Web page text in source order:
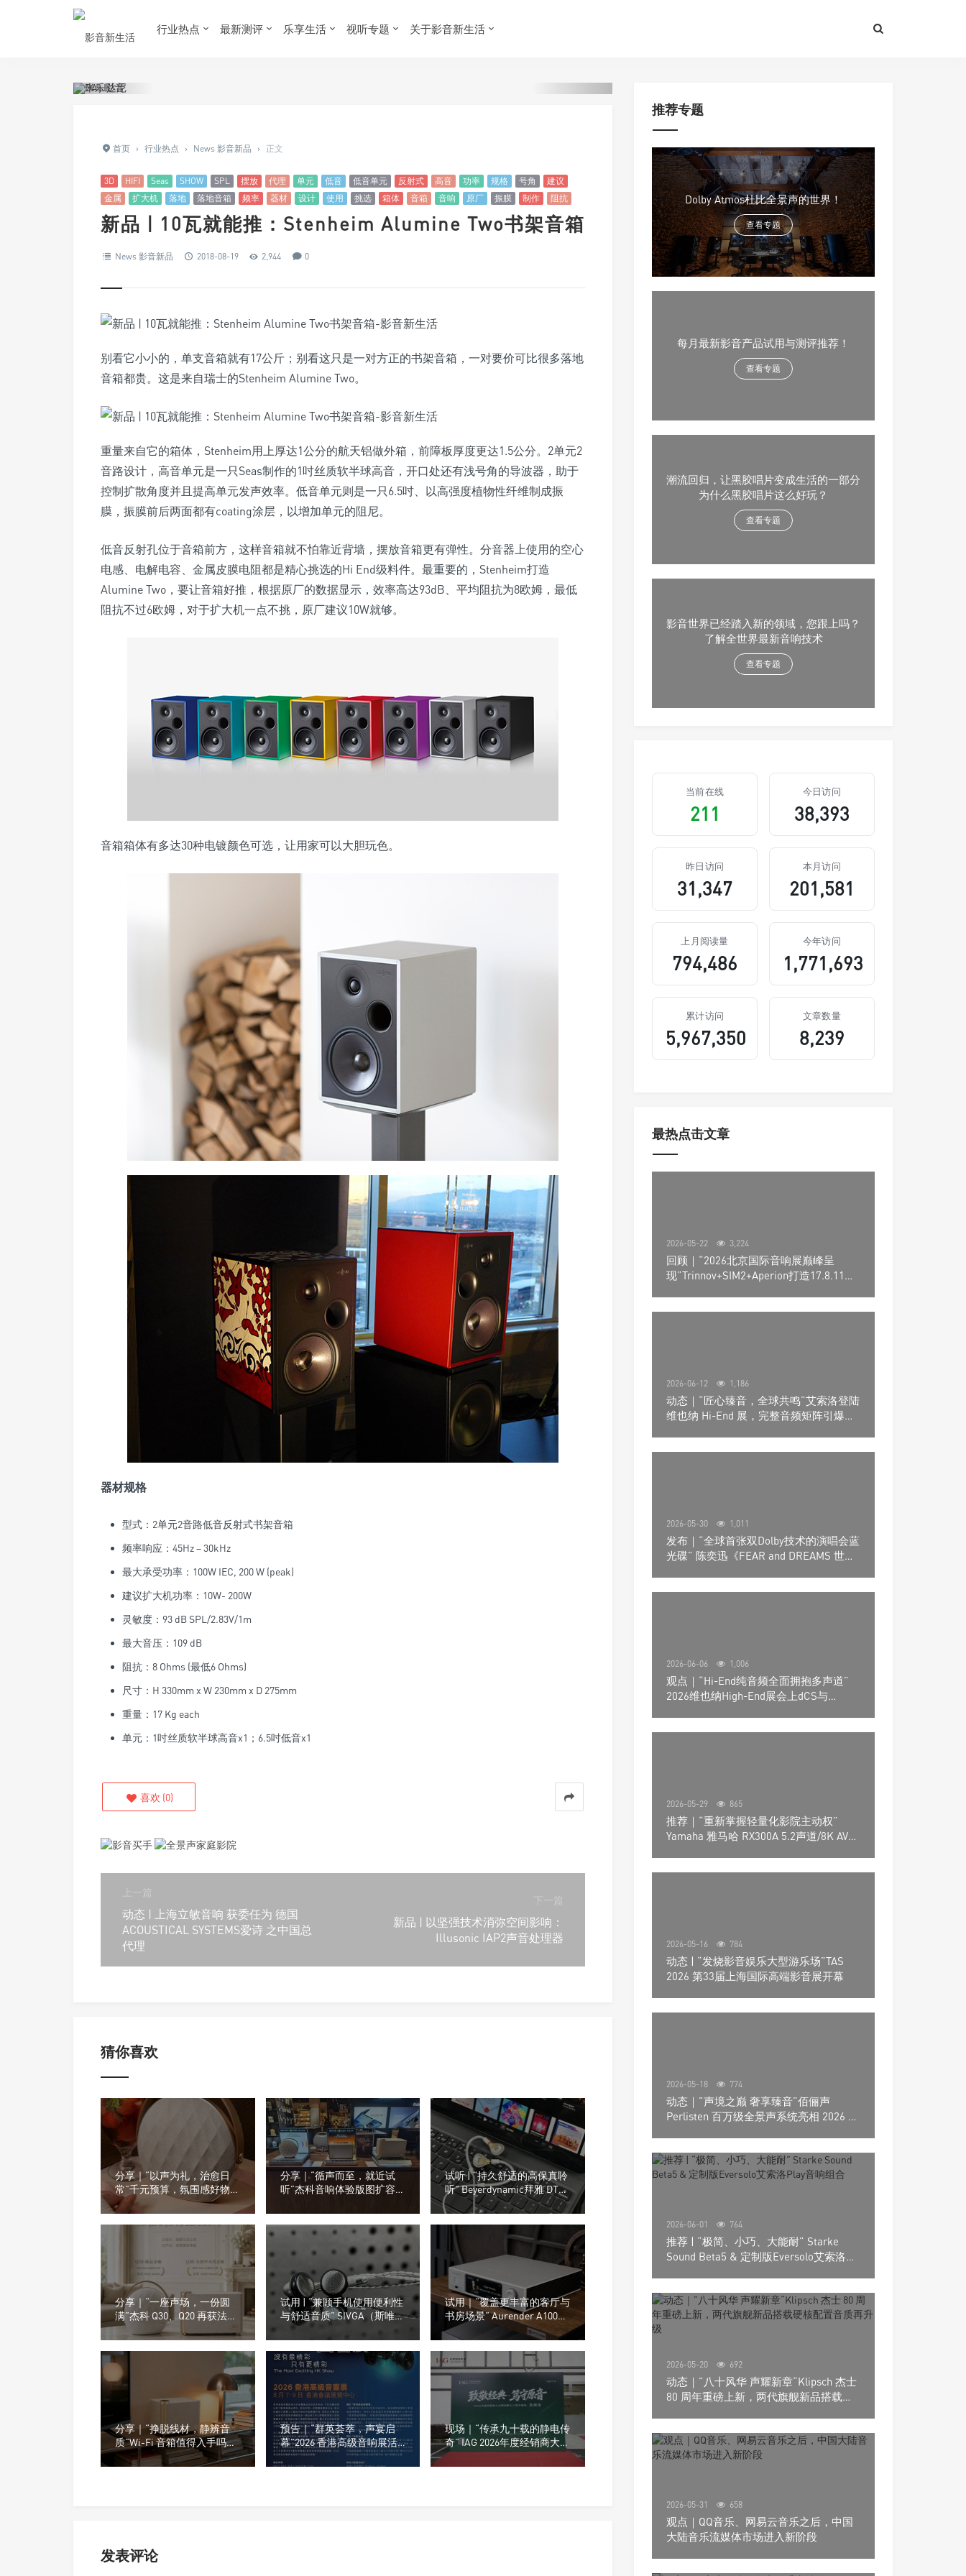
行业热点 最新测评 乐享生活 视听专题 关于影音新生活
首页 › 行业热点 › News 影音新品 › 正文
3D HIFI Seas SHOW SPL 摆放 代理 单元 低音 低音单元 反射式 高音 功率 规格 号角
建议
金属
扩大机 落地 落地音箱 频率 器材 设计 使用 挑选 箱体 音箱 音响 原厂 振膜 制作 阻抗
新品 | 10瓦就能推：Stenheim Alumine Two书架音箱
News 影音新品 2018-08-19 2,944 0
别看它小小的，单支音箱就有17公斤；别看这只是一对方正的书架音箱，一对要价可比很多落地
音箱都贵。这是来自瑞士的Stenheim Alumine Two。
重量来自它的箱体，Stenheim用上厚达1公分的航天铝做外箱，前障板厚度更达1.5公分。2单元2
音路设计，高音单元是一只Seas制作的1吋丝质软半球高音，开口处还有浅号角的导波器，助于
控制扩散角度并且提高单元发声效率。低音单元则是一只6.5吋、以高强度植物性纤维制成振
膜，振膜前后两面都有coating涂层，以增加单元的阻尼。
低音反射孔位于音箱前方，这样音箱就不怕靠近背墙，摆放音箱更有弹性。分音器上使用的空心
电感、电解电容、金属皮膜电阻都是精心挑选的Hi End级料件。最重要的，Stenheim打造
Alumine Two，要让音箱好推，根据原厂的数据显示，效率高达93dB、平均阻抗为8欧姆，最低
阻抗不过6欧姆，对于扩大机一点不挑，原厂建议10W就够。
音箱箱体有多达30种电镀颜色可选，让用家可以大胆玩色。
器材规格
型式：2单元2音路低音反射式书架音箱
频率响应：45Hz – 30kHz
最大承受功率：100W IEC, 200 W (peak)
建议扩大机功率：10W- 200W
灵敏度：93 dB SPL/2.83V/1m
最大音压：109 dB
阻抗：8 Ohms (最低6 Ohms)
尺寸：H 330mm x W 230mm x D 275mm
重量：17 Kg each
单元：1吋丝质软半球高音x1；6.5吋低音x1
喜欢 (0)
上一篇
动态 | 上海立敏音响 获委任为 德国
ACOUSTICAL SYSTEMS爱诗 之中国总
代理
下一篇
新品 | 以坚强技术消弥空间影响：
Illusonic IAP2声音处理器
猜你喜欢
分享｜“以声为礼，治愈日
常”千元预算，氛围感好物推
荐
分享｜“循声而至，就近试
听”杰科音响体验版图扩容，
试听 | “持久舒适的高保真聆
听” Beyerdynamic拜雅 DT
30 IE 入耳式监听耳机
分享｜“一座声场，一份圆
满”杰科 Q30、Q20 再获法国
设计奖
试用 | “兼顾手机使用便利性
与舒适音质” SIVGA（斯唯
嘉）M260平头耳塞
试用｜“覆盖更丰富的客厅与
书房场景” Aurender A1000
数字音乐播放器
分享｜“挣脱线材，静辨音
质”Wi-Fi 音箱值得入手吗？
小白选购干货汇总
预告｜“群英荟萃，声宴启
幕”2026 香港高级音响展活
动及参展商名单
现场｜“传承九十载的静电传
奇” IAG 2026年度经销商大会
暨Quad国都90周年盛典在深
举行
发表评论
推荐专题
Dolby Atmos杜比全景声的世界！
查看专题
每月最新影音产品试用与测评推荐！
查看专题
潮流回归，让黑胶唱片变成生活的一部分
为什么黑胶唱片这么好玩？
查看专题
影音世界已经踏入新的领域，您跟上吗？
了解全世界最新音响技术
查看专题
当前在线
211
今日访问
38,393
昨日访问
31,347
本月访问
201,581
上月阅读量
794,486
今年访问
1,771,693
累计访问
5,967,350
文章数量
8,239
最热点击文章
2026-05-22 3,224
回顾｜“2026北京国际音响展巅峰呈
现”Trinnov+SIM2+Aperion打造17.8.11声
2026-06-12 1,186
动态｜“匠心臻音，全球共鸣”艾索洛登陆
维也纳 Hi-End 展，完整音频矩阵引爆关
2026-05-30 1,011
发布｜“全球首张双Dolby技术的演唱会蓝
光碟” 陈奕迅《FEAR and DREAMS 世界
2026-06-06 1,006
观点｜“Hi-End纯音频全面拥抱多声道”
2026维也纳High-End展会上dCS与
2026-05-29 865
推荐｜“重新掌握轻量化影院主动权”
Yamaha 雅马哈 RX300A 5.2声道/8K AV放
2026-05-16 784
动态 | “发烧影音娱乐大型游乐场”TAS
2026 第33届上海国际高端影音展开幕
2026-05-18 774
动态｜”声境之巅 奢享臻音”佰俪声
Perlisten 百万级全景声系统亮相 2026 北
2026-06-01 764
推荐 | “极简、小巧、大能耐” Starke
Sound Beta5 & 定制版Eversolo艾索洛
2026-05-20 692
动态｜”八十风华 声耀新章“Klipsch 杰士
80 周年重磅上新，两代旗舰新品搭载硬
2026-05-31 658
观点｜QQ音乐、网易云音乐之后，中国
大陆音乐流媒体市场进入新阶段